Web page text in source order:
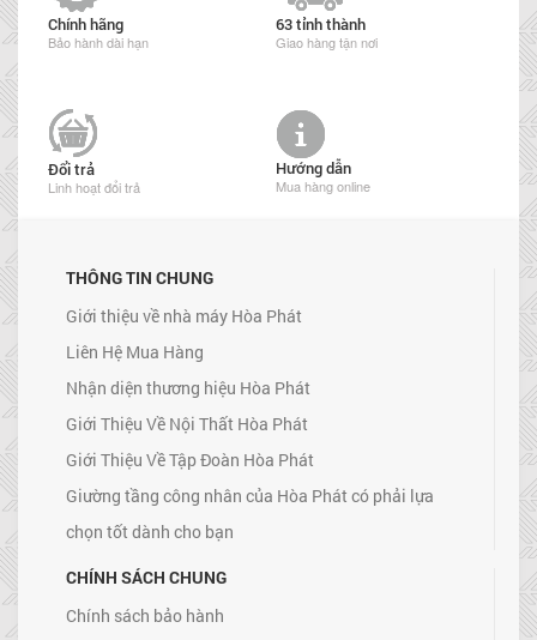
Chính hãng
Bảo hành dài hạn
63 tỉnh thành
Giao hàng tận nơi
Đổi trả
Linh hoạt đổi trả
Hướng dẫn
Mua hàng online
THÔNG TIN CHUNG
Giới thiệu về nhà máy Hòa Phát
Liên Hệ Mua Hàng
Nhận diện thương hiệu Hòa Phát
Giới Thiệu Về Nội Thất Hòa Phát
Giới Thiệu Về Tập Đoàn Hòa Phát
Giường tầng công nhân của Hòa Phát có phải lựa
chọn tốt dành cho bạn
CHÍNH SÁCH CHUNG
Chính sách bảo hành